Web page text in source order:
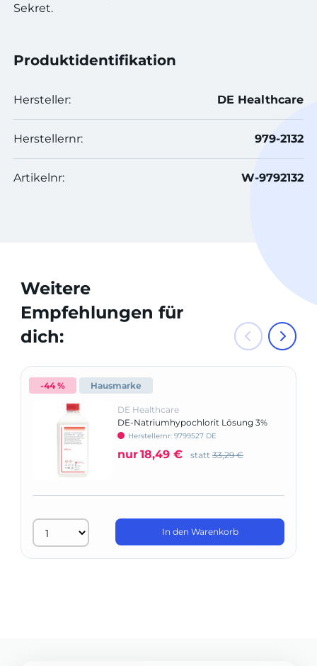
Sekret.
Produktidentifikation
Hersteller: DE Healthcare
Herstellernr: 979-2132
Artikelnr: W-9792132
Weitere
Empfehlungen für
dich:
-44 % Hausmarke
DE Healthcare
DE-Natriumhypochlorit Lösung 3%
Herstellernr: 9799527 DE
nur18,49 € statt 33,29 €
In den Warenkorb